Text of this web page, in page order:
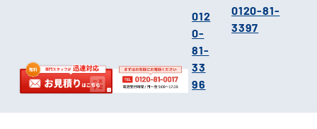
012
0-
81-
33
96
0120-81-
3397